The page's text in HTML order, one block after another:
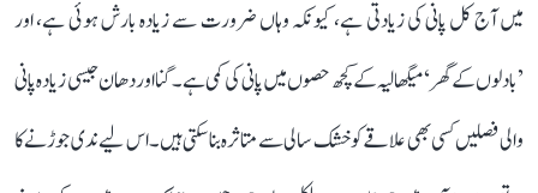
میں آج کل پانی کی زیادتی ہے، کیونکہ وہاں ضرورت سے زیادہ بارش ہوئی ہے، اور
’بادلوں کے گھر‘ میگھالیہ کے کچھ حصوں میں پانی کی کمی ہے۔ گنا اور دھان جیسی زیادہ پانی
والی فصلیں کسی بھی علاقے کو خشک سالی سے متاثرہ بنا سکتی ہیں۔ اس لیے ندی جوڑنے کا